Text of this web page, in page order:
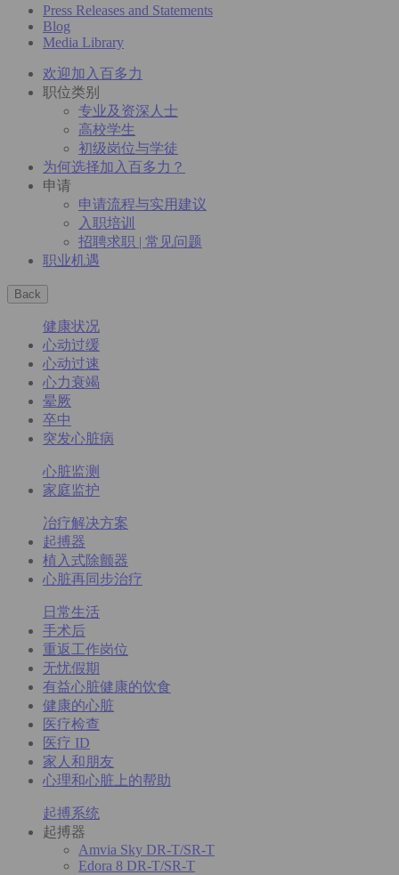
Press Releases and Statements
Blog
Media Library
欢迎加入百多力
职位类别
专业及资深人士
高校学生
初级岗位与学徒
为何选择加入百多力？
申请
申请流程与实用建议
入职培训
招聘求职 | 常见问题
职业机遇
Back
健康状况
心动过缓
心动过速
心力衰竭
晕厥
卒中
突发心脏病
心脏监测
家庭监护
冶疗解决方案
起搏器
植入式除颤器
心脏再同步治疗
日常生活
手术后
重返工作岗位
无忧假期
有益心脏健康的饮食
健康的心脏
医疗检查
医疗 ID
家人和朋友
心理和心脏上的帮助
起搏系统
起搏器
Amvia Sky DR-T/SR-T
Edora 8 DR-T/SR-T